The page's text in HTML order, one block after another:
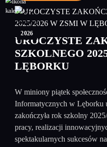
26
czerwiec
2026
UROCZYSTE
SZKOLNEGO
LĘBORKU
W miniony piątek
Informatycznych w Lęborku
zakończyła rok szkolny
pracy, realizacji
spektakularnych sukcesów